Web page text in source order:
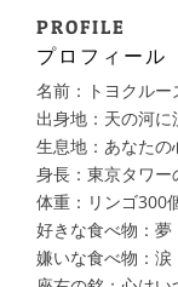
PROFILE
プロフィール
名前：トヨクルー
出身地：天の河
生息地：あなたの
身長：東京タワー
体重：リンゴ300
好きな食べ物：夢
嫌いな食べ物：涙